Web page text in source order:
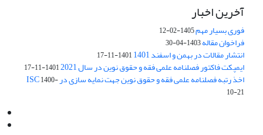
آخرین اخبار
فوری بسیار مهم1405-02-12
فراخوان مقاله1403-04-30
انتشار مقالات در بهمن و اسفند 1401 1401-11-17
ایمپکت فاکتور فصلنامه علمی فقه و حقوق نوین در سال 2021 1401-11-17
اخذ رتبه فصلنامه علمی فقه و حقوق نوین جهت نمایه سازی در ISC1400-
10-21